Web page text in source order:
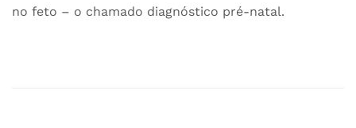
no feto – o chamado diagnóstico pré-natal.